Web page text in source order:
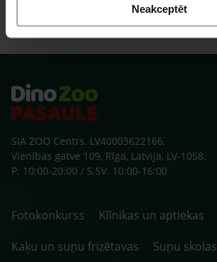
Neakceptēt
SIA ZOO Centrs, LV40003622166,
Vienības gatve 109, Rīga, Latvija, LV-1058.
P. 10:00-20:00 / S.SV. 10:00-16:00
Fotokonkurss
Klīnikas un aptiekas
Kaķu un suņu frizētavas
Suņu skolas